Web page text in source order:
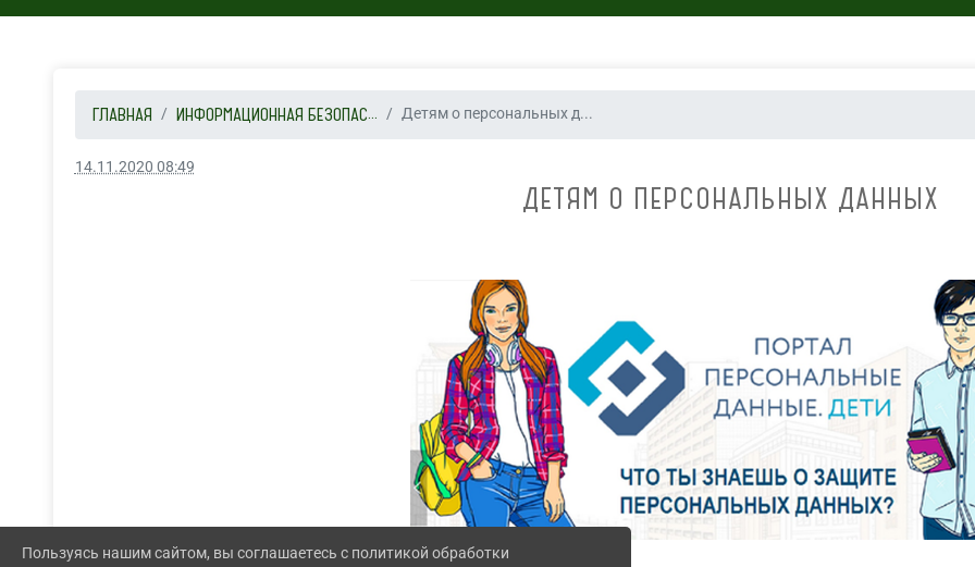
ГЛАВНАЯ ИНФОРМАЦИОННАЯ БЕЗОПАС... Детям о персональных д...
14.11.2020 08:49
ДЕТЯМ О ПЕРСОНАЛЬНЫХ ДАННЫХ
Пользуясь нашим сайтом, вы соглашаетесь с политикой обработки